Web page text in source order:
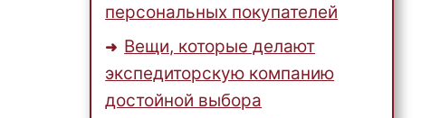
персональных покупателей
Вещи, которые делают
экспедиторскую компанию
достойной выбора